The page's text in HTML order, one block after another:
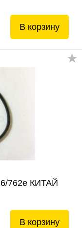
В корзину
762е КИТАЙ
В корзину